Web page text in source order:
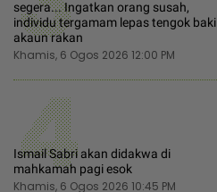
segera... Ingatkan orang susah,
individu tergamam lepas tengok baki
akaun rakan
Khamis, 6 Ogos 2026 12:00 PM
4
Ismail Sabri akan didakwa di
mahkamah pagi esok
Khamis, 6 Ogos 2026 10:45 PM